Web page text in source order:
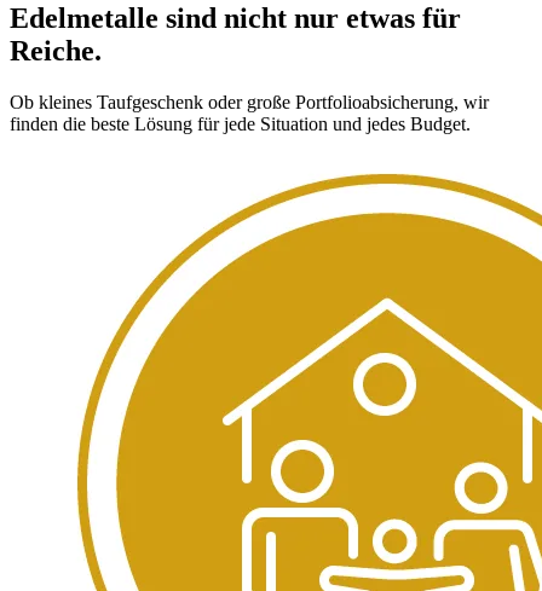
Edelmetalle sind nicht nur etwas für
Reiche.
Ob kleines Taufgeschenk oder große Portfolioabsicherung, wir
finden die beste Lösung für jede Situation und jedes Budget.